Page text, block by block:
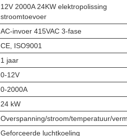
12V 2000A 24KW elektropolissing
stroomtoevoer
AC-invoer 415VAC 3-fase
CE, ISO9001
1 jaar
0-12V
0-2000A
24 kW
Overspanning/stroom/temperatuur/
Geforceerde luchtkoeling